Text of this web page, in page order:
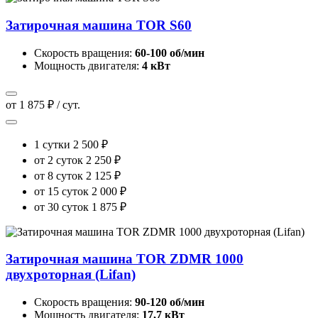
Затирочная машина TOR S60
Скорость вращения: 60-100 об/мин
Мощность двигателя: 4 кВт
от 1 875 ₽ / сут.
1 сутки 2 500 ₽
от 2 суток 2 250 ₽
от 8 суток 2 125 ₽
от 15 суток 2 000 ₽
от 30 суток 1 875 ₽
Затирочная машина TOR ZDMR 1000
двухроторная (Lifan)
Скорость вращения: 90-120 об/мин
Мощность двигателя: 17,7 кВт